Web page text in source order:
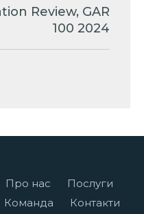
Review, GAR
100 2024
Про нас
Послуги
Команда
Контакти